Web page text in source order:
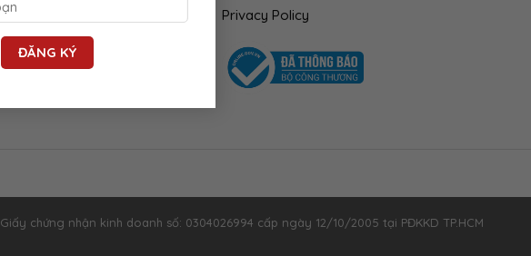
Privacy Policy
Giấy chứng nhận kinh doanh số: 0304026994 cấp ngày 12/10/2005 tại PĐKKD TP.HCM